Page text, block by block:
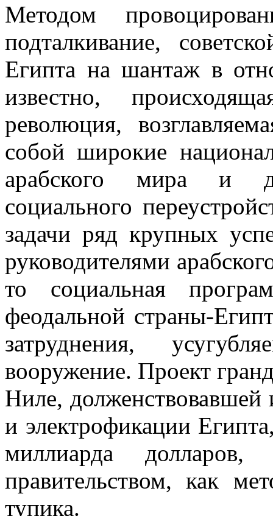
Методом
подталкивание,
Египта на шантаж в
известно,
революция,
собой широкие
арабского мира и
социального
задачи ряд крупных
руководителями
то социальная
феодальной страны-
затруднения,
вооружение. Проект
Ниле, долженствовавшей
и электрофикации
миллиарда
правительством, как
тупика.